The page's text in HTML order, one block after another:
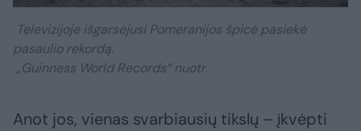
Televizijoje išgarsėjusi Pomeranijos špicė pasiekė
pasaulio rekordą.
„Guinness World Records“ nuotr.
Anot jos, vienas svarbiausių tikslų – įkvėpti